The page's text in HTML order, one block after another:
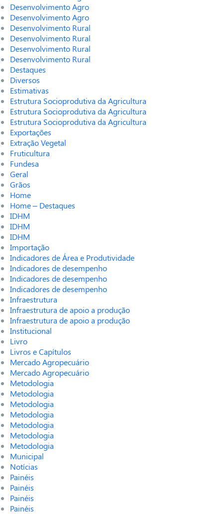
Desenvolvimento Agro
Desenvolvimento Agro
Desenvolvimento Rural
Desenvolvimento Rural
Desenvolvimento Rural
Desenvolvimento Rural
Destaques
Diversos
Estimativas
Estrutura Socioprodutiva da Agricultura
Estrutura Socioprodutiva da Agricultura
Estrutura Socioprodutiva da Agricultura
Exportações
Extração Vegetal
Fruticultura
Fundesa
Geral
Grãos
Home
Home – Destaques
IDHM
IDHM
IDHM
Importação
Indicadores de Área e Produtividade
Indicadores de desempenho
Indicadores de desempenho
Indicadores de desempenho
Infraestrutura
Infraestrutura de apoio a produção
Infraestrutura de apoio a produção
Institucional
Livro
Livros e Capítulos
Mercado Agropecuário
Mercado Agropecuário
Metodologia
Metodologia
Metodologia
Metodologia
Metodologia
Metodologia
Metodologia
Municipal
Notícias
Painéis
Painéis
Painéis
Painéis